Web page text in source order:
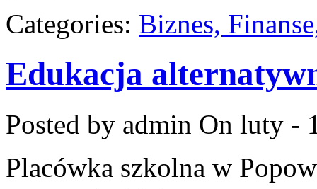
Categories: Biznes,
Edukacja
Posted by admin On luty -
Placówka szkolna w